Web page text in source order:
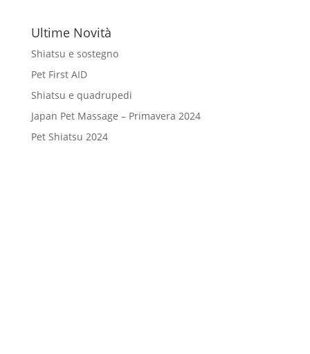
Ultime Novità
Shiatsu e sostegno
Pet First AID
Shiatsu e quadrupedi
Japan Pet Massage – Primavera 2024
Pet Shiatsu 2024